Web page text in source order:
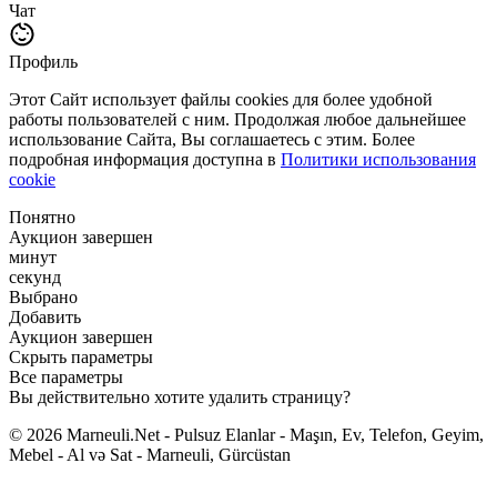
Чат
Профиль
Этот Сайт использует файлы cookies для более удобной
работы пользователей с ним. Продолжая любое дальнейшее
использование Сайта, Вы соглашаетесь с этим. Более
подробная информация доступна в Политики использования
cookie
Понятно
Аукцион завершен
минут
секунд
Выбрано
Добавить
Аукцион завершен
Скрыть параметры
Все параметры
Вы действительно хотите удалить страницу?
© 2026 Marneuli.Net - Pulsuz Elanlar - Maşın, Ev, Telefon, Geyim,
Mebel - Al və Sat - Marneuli, Gürcüstan